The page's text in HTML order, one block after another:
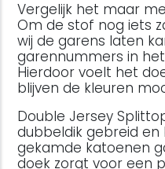
Vergelijk het maar
Om de stof nog iets
wij de garens laten
garennummers in
Hierdoor voelt het
blijven de kleuren
Double Jersey
dubbeldik gebreid en
gekamde katoenen
doek zorgt voor een